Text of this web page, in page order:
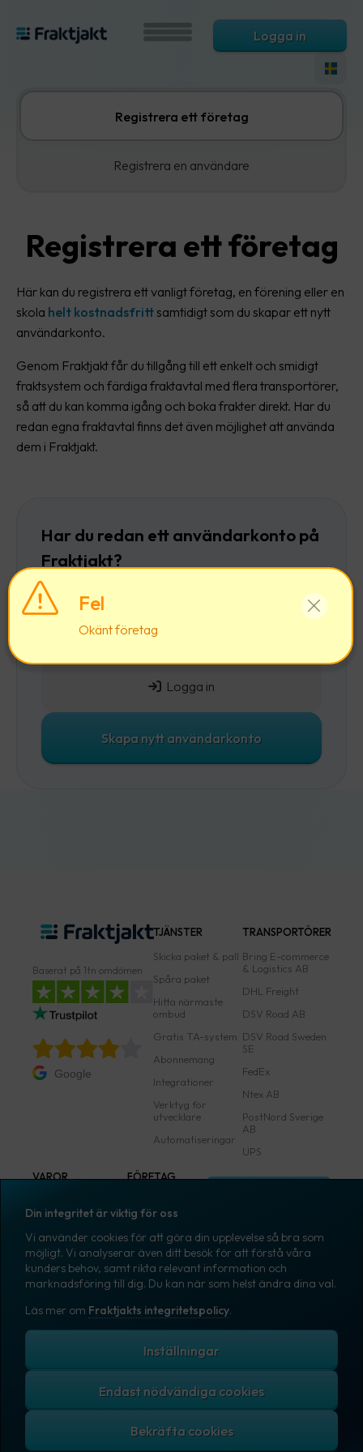
Logga in
Fel
Okänt företag
Registrera ett företag
Registrera en användare
Registrera ett företag
Här kan du registrera ett vanligt företag, en förening eller en
skola helt kostnadsfrittsamtidigt som du skapar ett nytt
användarkonto.
Genom Fraktjakt får du tillgång till ett enkelt och smidigt
fraktsystem och färdiga fraktavtal med flera transportörer,
så att du kan komma igång och boka frakter direkt. Har du
redan egna fraktavtal finns det även möjlighet att använda
dem i Fraktjakt.
Har du redan ett användarkonto på
Fraktjakt?
Då rekommenderar vi att du först
och
sedan lägger till ett företag till ditt befintliga
användarkonto.
Logga in
Skapa nytt användarkonto
Baserat på 1tn omdömen
Google
TJÄNSTER
Skicka paket & pall
Spåra paket
Hitta närmaste
ombud
Gratis TA-system
Abonnemang
Integrationer
Verktyg för
utvecklare
Automatiseringar
TRANSPORTÖRER
Bring E-commerce
& Logistics AB
DHL Freight
DSV Road AB
DSV Road Sweden
SE
FedEx
Ntex AB
PostNord Sverige
AB
UPS
VAROR
Märkning
Emballage
Emballagetillbehör
Kontorsvaror
FÖRETAG
Pressrum
Medarbetare
Jobb & karriär
Nyhetsarkiv
Blogg
Skapa konto
Copyright © 2007 – 2026 Fraktjakt AB. All rights reserved.
Din integritet är viktig för oss
Vi använder cookies för att göra din upplevelse så bra som
möjligt. Vi analyserar även ditt besök för att förstå våra
kunders behov, samt rikta relevant information och
marknadsföring till dig. Du kan när som helst ändra dina val.
Läs mer om Fraktjakts integritetspolicy.
Inställningar
Endast nödvändiga cookies